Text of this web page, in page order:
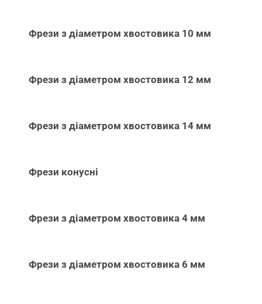
Фрези з діаметром хвостовика 10 мм
Фрези з діаметром хвостовика 12 мм
Фрези з діаметром хвостовика 14 мм
Фрези конусні
Фрези з діаметром хвостовика 4 мм
Фрези з діаметром хвостовика 6 мм